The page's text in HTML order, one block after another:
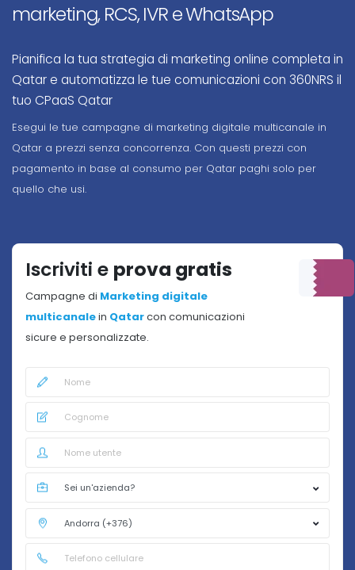
marketing, RCS, IVR e WhatsApp
Pianifica la tua strategia di marketing online completa in
Qatar e automatizza le tue comunicazioni con 360NRS il
tuo CPaaS Qatar
Esegui le tue campagne di marketing digitale multicanale in
Qatar a prezzi senza concorrenza. Con questi prezzi con
pagamento in base al consumo per Qatar paghi solo per
quello che usi.
Iscriviti e prova gratis
Campagne di Marketing digitale
multicanalein Qatarcon comunicazioni
sicure e personalizzate.